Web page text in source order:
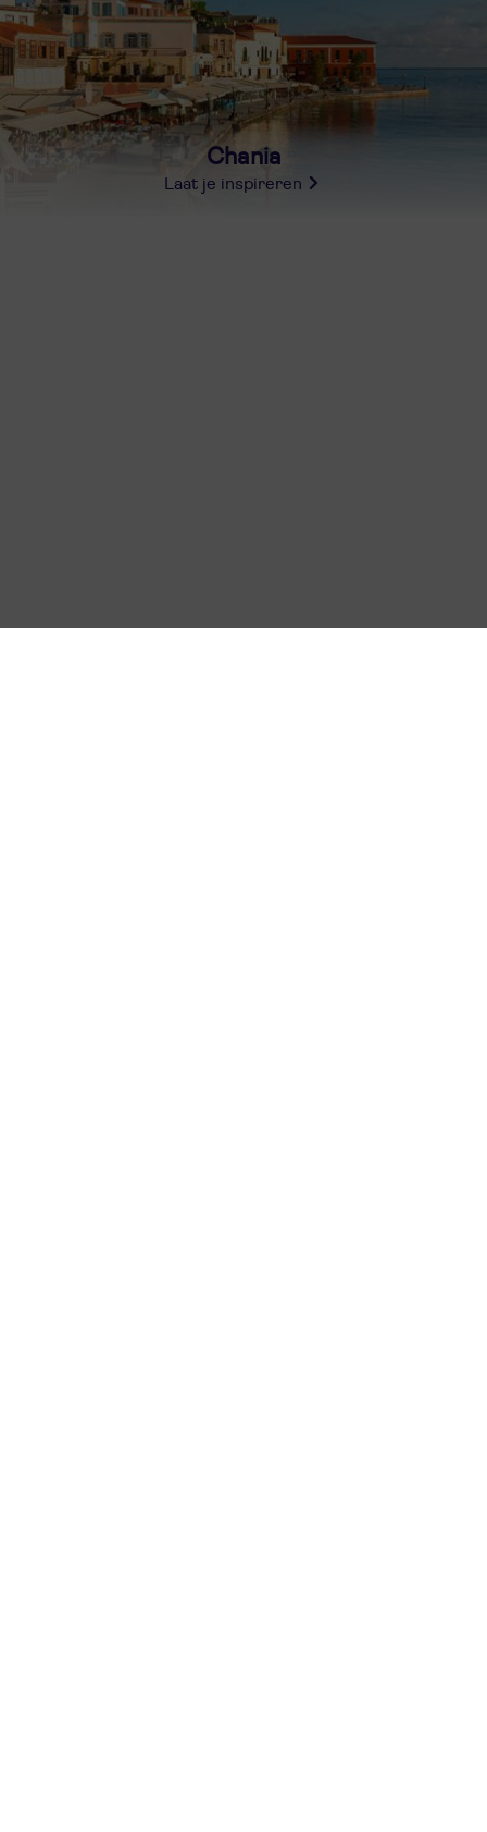
Chania
Laat je inspireren